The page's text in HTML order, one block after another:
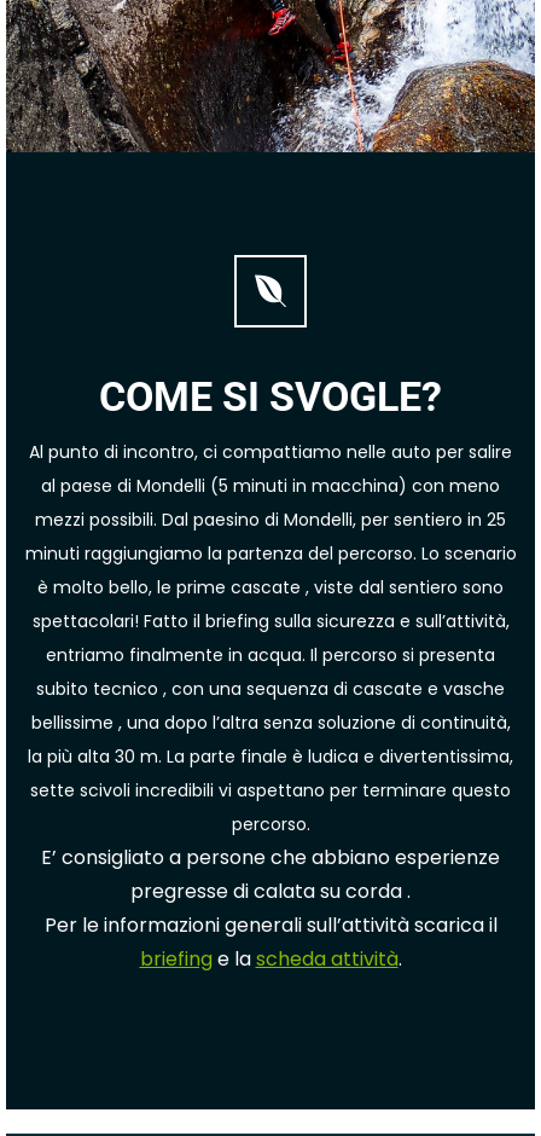
COME SI SVOGLE?
Al punto di incontro, ci compattiamo nelle auto per salire
al paese di Mondelli (5 minuti in macchina) con meno
mezzi possibili. Dal paesino di Mondelli, per sentiero in 25
minuti raggiungiamo la partenza del percorso. Lo scenario
è molto bello, le prime cascate , viste dal sentiero sono
spettacolari! Fatto il briefing sulla sicurezza e sull’attività,
entriamo finalmente in acqua. Il percorso si presenta
subito tecnico , con una sequenza di cascate e vasche
bellissime , una dopo l’altra senza soluzione di continuità,
la più alta 30 m. La parte finale è ludica e divertentissima,
sette scivoli incredibili vi aspettano per terminare questo
percorso.
E’ consigliato a persone che abbiano esperienze
pregresse di calata su corda .
Per le informazioni generali sull’attività scarica il
briefing e lascheda attività.